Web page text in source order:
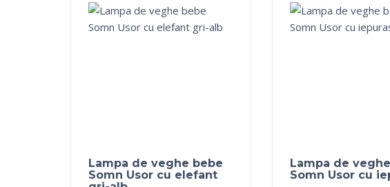
Lampa de veghe bebe
Somn Usor cu elefant
Lampa de
Somn Usor cu